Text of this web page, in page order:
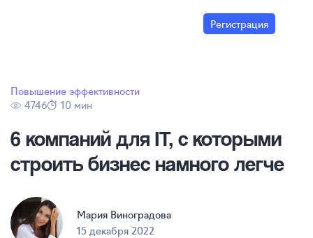
Регистрация
Повышение эффективности
4746
10 мин
6 компаний для IT, с которыми
строить бизнес намного легче
Мария Виноградова
15 декабря 2022